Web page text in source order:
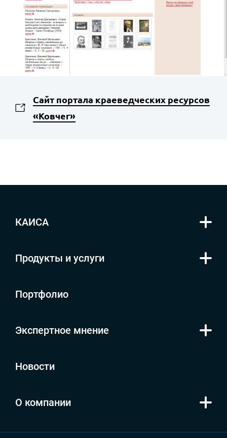
Сайт портала краеведческих ресурсов
«Ковчег»
КАИСА
Продукты и услуги
Портфолио
Экспертное мнение
Новости
О компании